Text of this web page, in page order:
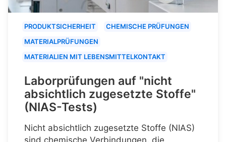
PRODUKTSICHERHEIT
CHEMISCHE PRÜFUNGEN
MATERIALPRÜFUNGEN
MATERIALIEN MIT LEBENSMITTELKONTAKT
Laborprüfungen auf "nicht
absichtlich zugesetzte Stoffe"
(NIAS-Tests)
Nicht absichtlich zugesetzte Stoffe (NIAS)
sind chemische Verbindungen, die